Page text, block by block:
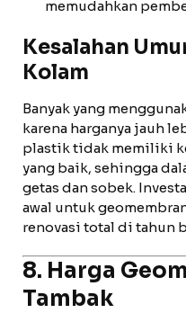
memudahkan
Kesalahan
Kolam
Banyak yang
karena harganya jauh
plastik tidak memiliki
yang baik, sehingga
getas dan sobek.
awal untuk
renovasi total di tahun
8. Harga
Tambak